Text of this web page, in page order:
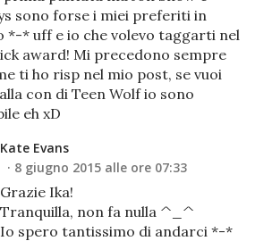
sono forse i miei preferiti in
*-* uff e io che volevo taggarti nel
award! Mi precedono sempre
ti ho risp nel mio post, se vuoi
con di Teen Wolf io sono
eh xD
Kate Evans
8 giugno 2015 alle ore 07:33
Grazie Ika!
Tranquilla, non fa nulla ^_^
Io spero tantissimo di andarci *-*